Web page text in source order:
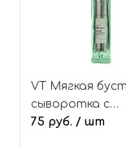
VT Мягкая
сыворотка с
микроиглами
75 руб. / шт